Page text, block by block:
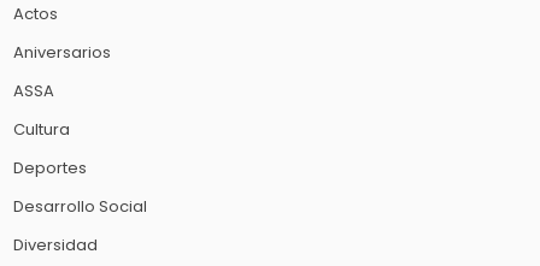
Actos
Aniversarios
ASSA
Cultura
Deportes
Desarrollo Social
Diversidad